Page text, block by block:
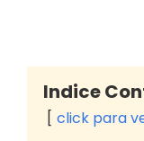
Indice
click para